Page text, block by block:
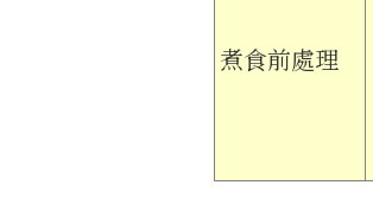
煮食前處理